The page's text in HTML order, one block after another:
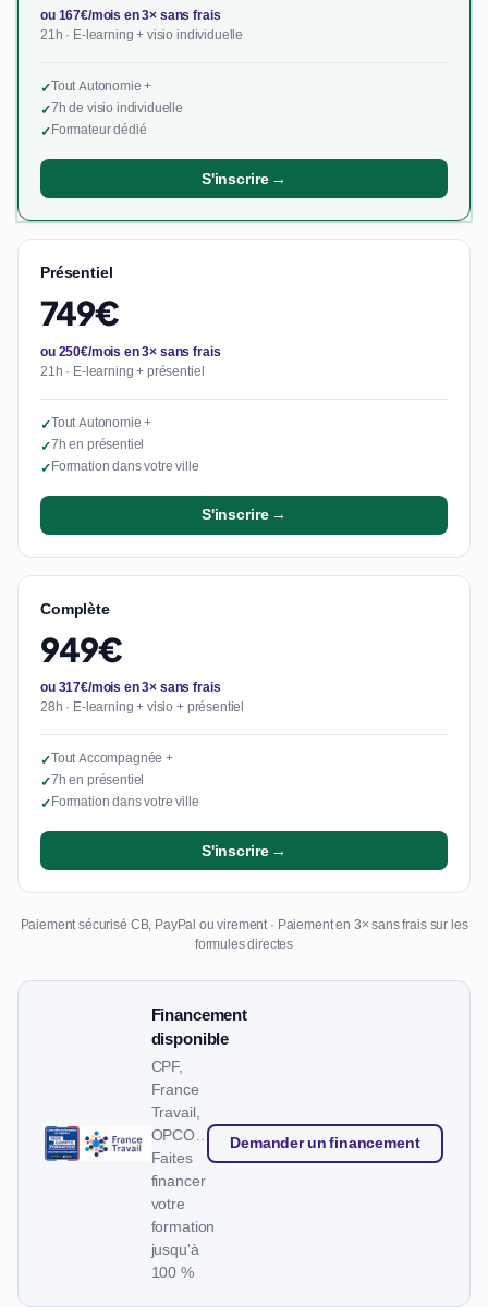
ou 167€/mois en 3× sans frais
21h · E-learning + visio individuelle
✓Tout Autonomie +
✓7h de visio individuelle
✓Formateur dédié
S'inscrire →
Présentiel
749€
ou 250€/mois en 3× sans frais
21h · E-learning + présentiel
✓Tout Autonomie +
✓7h en présentiel
✓Formation dans votre ville
S'inscrire →
Complète
949€
ou 317€/mois en 3× sans frais
28h · E-learning + visio + présentiel
✓Tout Accompagnée +
✓7h en présentiel
✓Formation dans votre ville
S'inscrire →
Paiement sécurisé CB, PayPal ou virement · Paiement en 3× sans frais sur les
formules directes
Financement
disponible
CPF,
France
Travail,
OPCO…
Faites
financer
votre
formation
jusqu'à
100 %
Demander un financement